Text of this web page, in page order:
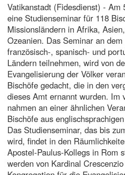
Vatikanstadt (Fidesdienst) - Am
eine Studienseminar für 118
Missionsländern in Afrika,
Ozeanien. Das Seminar an
französisch-, spanisch- und
Ländern teilnehmen, wird von
Evangelisierung der Völker
Bischöfe gedacht, die in den
dieses Amt ernannt wurden. Im
nahmen an einer ähnlichen
Bischöfe aus
Das Studienseminar, das bis
wird, findet in den
Apostel-Paulus-Kollegs in Rom
werden von Kardinal